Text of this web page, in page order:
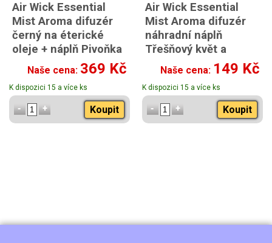
Air Wick Essential
Mist Aroma difuzér
černý na éterické
oleje + náplň Pivoňka
a jasmín 20ml
Naše cena: 369 Kč
K dispozici 15 a více ks
Koupit
Air Wick Essential
Mist Aroma difuzér
náhradní náplň
Třešňový květ a
malina 20ml
Naše cena: 149 Kč
K dispozici 15 a více ks
Koupit